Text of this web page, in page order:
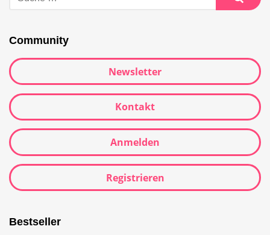
Community
Newsletter
Kontakt
Anmelden
Registrieren
Bestseller